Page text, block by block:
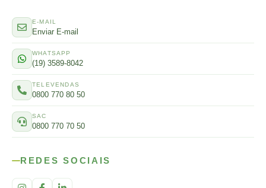
E-MAIL
Enviar E-mail
WHATSAPP
(19) 3589-8042
TELEVENDAS
0800 770 80 50
SAC
0800 770 70 50
REDES SOCIAIS